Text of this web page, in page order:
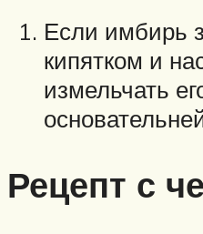
Если имбирь
кипятком и
измельчать
Рецепт с